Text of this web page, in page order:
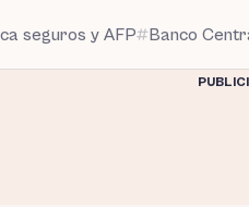
seguros y AFP Banco